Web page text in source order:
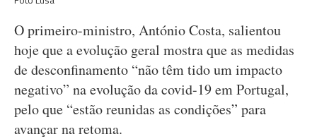
O primeiro-ministro, António Costa, salientou
hoje que a evolução geral mostra que as medidas
de desconfinamento “não têm tido um impacto
negativo” na evolução da covid-19 em Portugal,
pelo que “estão reunidas as condições” para
avançar na retoma.